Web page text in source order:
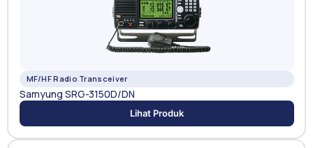
MF/HF Radio Transceiver
Samyung SRG-3150D/DN
Lihat Produk